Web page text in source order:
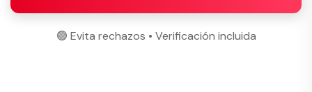
🟢 Evita rechazos • Verificación incluida